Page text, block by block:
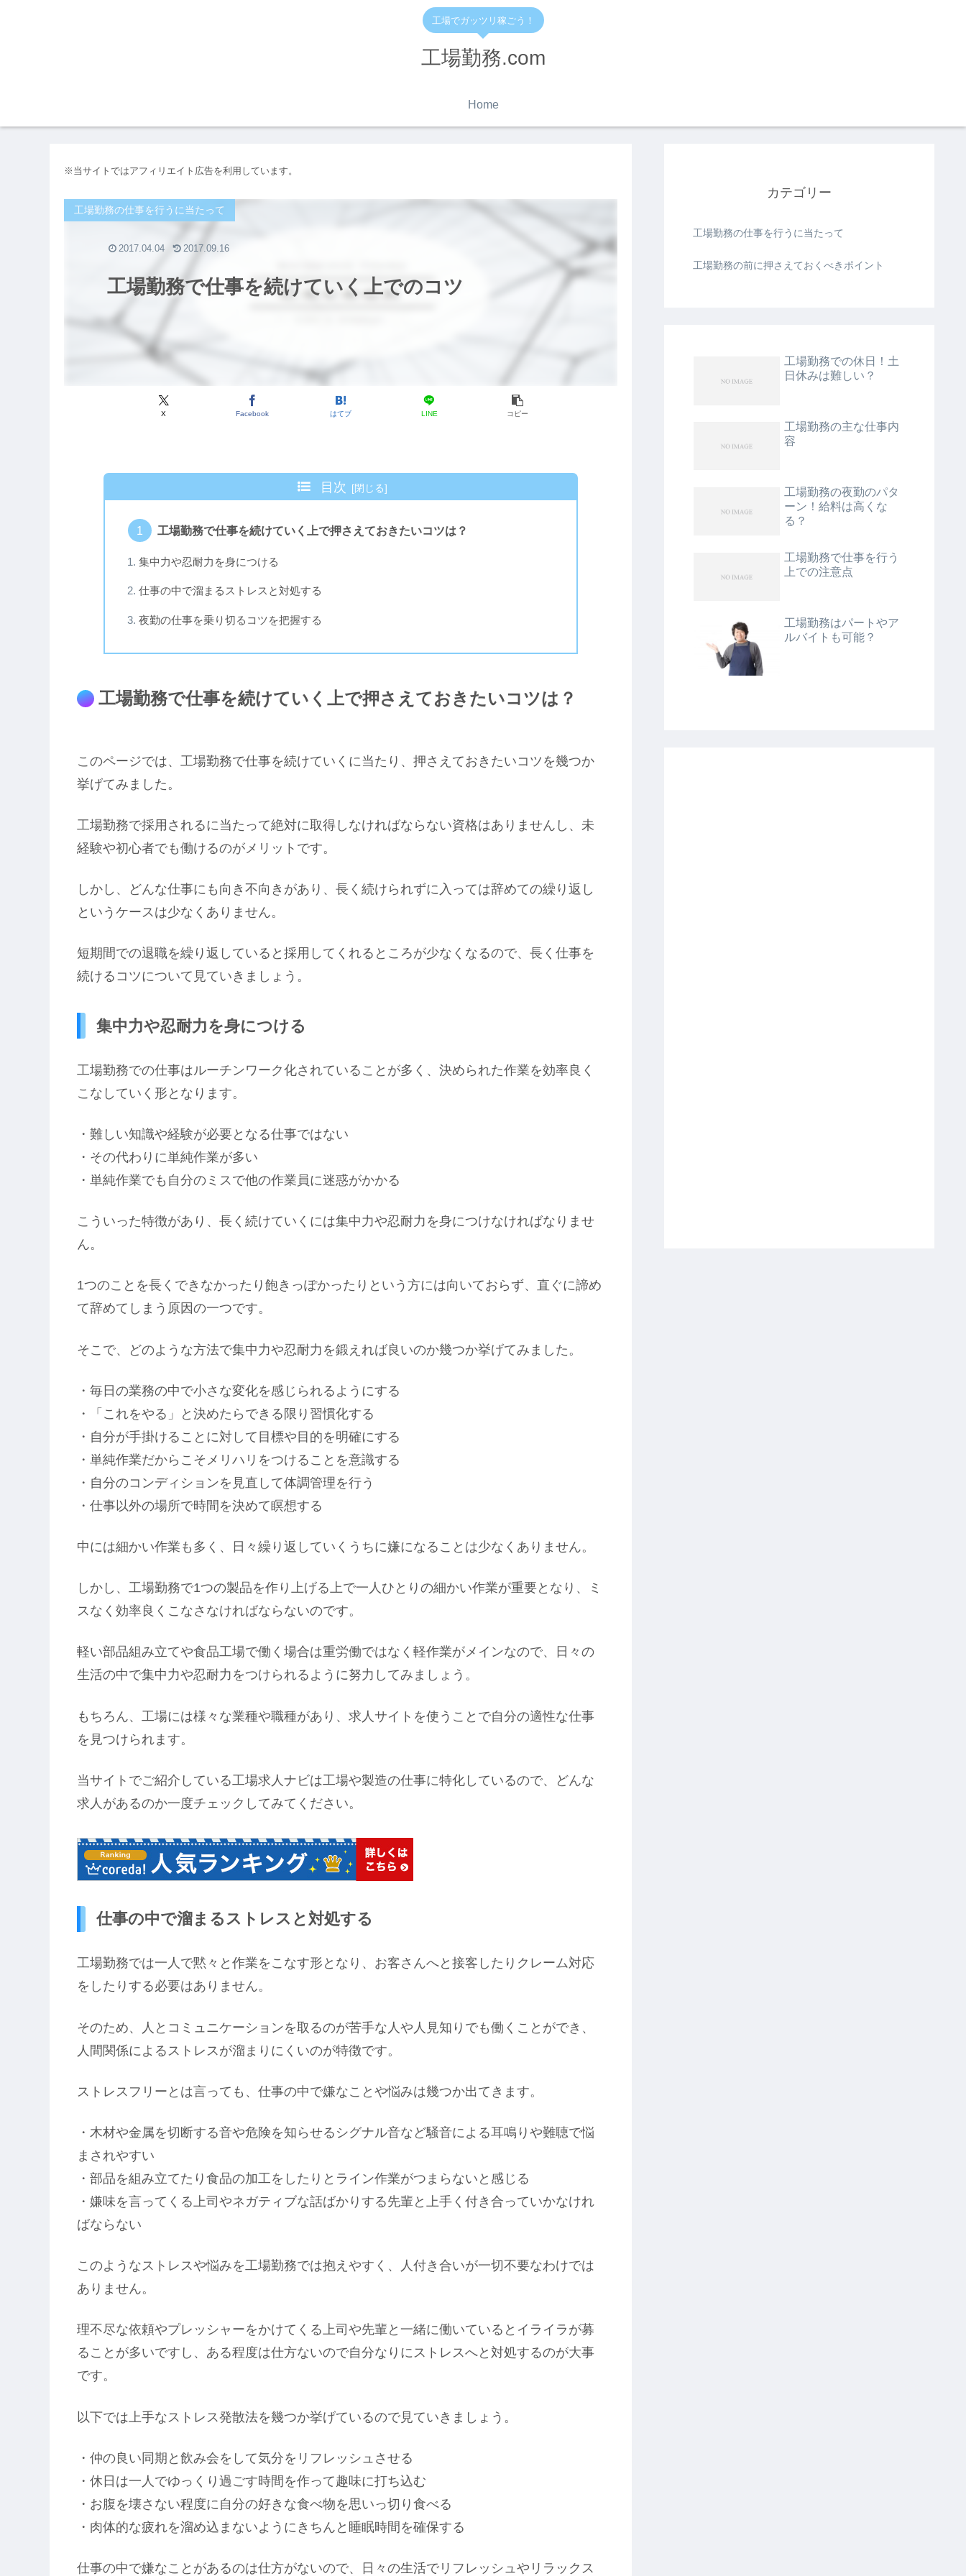
工場でガッツリ稼ごう！
工場勤務.com
Home
※当サイトではアフィリエイト広告を利用しています。
工場勤務で仕事を続けていく上でのコツ
工場勤務の仕事を行うに当たって
X Facebook はてブ LINE コピー
2017.04.04 2017.09.16
目次
工場勤務で仕事を続けていく上で押さえておきたいコツは？
集中力や忍耐力を身につける
仕事の中で溜まるストレスと対処する
夜勤の仕事を乗り切るコツを把握する
工場勤務で仕事を続けていく上で押さえておきたいコツは？
このページでは、工場勤務で仕事を続けていくに当たり、押さえておきたいコツを幾つか
挙げてみました。
工場勤務で採用されるに当たって絶対に取得しなければならない資格はありませんし、未
経験や初心者でも働けるのがメリットです。
しかし、どんな仕事にも向き不向きがあり、長く続けられずに入っては辞めての繰り返し
というケースは少なくありません。
短期間での退職を繰り返していると採用してくれるところが少なくなるので、長く仕事を
続けるコツについて見ていきましょう。
集中力や忍耐力を身につける
工場勤務での仕事はルーチンワーク化されていることが多く、決められた作業を効率良く
こなしていく形となります。
・難しい知識や経験が必要となる仕事ではない
・その代わりに単純作業が多い
・単純作業でも自分のミスで他の作業員に迷惑がかかる
こういった特徴があり、長く続けていくには集中力や忍耐力を身につけなければなりませ
ん。
1つのことを長くできなかったり飽きっぽかったりという方には向いておらず、直ぐに諦め
て辞めてしまう原因の一つです。
そこで、どのような方法で集中力や忍耐力を鍛えれば良いのか幾つか挙げてみました。
・毎日の業務の中で小さな変化を感じられるようにする
・「これをやる」と決めたらできる限り習慣化する
・自分が手掛けることに対して目標や目的を明確にする
・単純作業だからこそメリハリをつけることを意識する
・自分のコンディションを見直して体調管理を行う
・仕事以外の場所で時間を決めて瞑想する
中には細かい作業も多く、日々繰り返していくうちに嫌になることは少なくありません。
しかし、工場勤務で1つの製品を作り上げる上で一人ひとりの細かい作業が重要となり、ミ
スなく効率良くこなさなければならないのです。
軽い部品組み立てや食品工場で働く場合は重労働ではなく軽作業がメインなので、日々の
生活の中で集中力や忍耐力をつけられるように努力してみましょう。
もちろん、工場には様々な業種や職種があり、求人サイトを使うことで自分の適性な仕事
を見つけられます。
当サイトでご紹介している工場求人ナビは工場や製造の仕事に特化しているので、どんな
求人があるのか一度チェックしてみてください。
仕事の中で溜まるストレスと対処する
工場勤務では一人で黙々と作業をこなす形となり、お客さんへと接客したりクレーム対応
をしたりする必要はありません。
そのため、人とコミュニケーションを取るのが苦手な人や人見知りでも働くことができ、
人間関係によるストレスが溜まりにくいのが特徴です。
ストレスフリーとは言っても、仕事の中で嫌なことや悩みは幾つか出てきます。
・木材や金属を切断する音や危険を知らせるシグナル音など騒音による耳鳴りや難聴で悩
まされやすい
・部品を組み立てたり食品の加工をしたりとライン作業がつまらないと感じる
・嫌味を言ってくる上司やネガティブな話ばかりする先輩と上手く付き合っていかなけれ
ばならない
このようなストレスや悩みを工場勤務では抱えやすく、人付き合いが一切不要なわけでは
ありません。
理不尽な依頼やプレッシャーをかけてくる上司や先輩と一緒に働いているとイライラが募
ることが多いですし、ある程度は仕方ないので自分なりにストレスへと対処するのが大事
です。
以下では上手なストレス発散法を幾つか挙げているので見ていきましょう。
・仲の良い同期と飲み会をして気分をリフレッシュさせる
・休日は一人でゆっくり過ごす時間を作って趣味に打ち込む
・お腹を壊さない程度に自分の好きな食べ物を思いっ切り食べる
・肉体的な疲れを溜め込まないようにきちんと睡眠時間を確保する
仕事の中で嫌なことがあるのは仕方がないので、日々の生活でリフレッシュやリラックス
カテゴリー
工場勤務の仕事を行うに当たって
工場勤務の前に押さえておくべきポイント
工場勤務での休日！土
日休みは難しい？
工場勤務の主な仕事内
容
工場勤務の夜勤のパタ
ーン！給料は高くな
る？
工場勤務で仕事を行う
上での注意点
工場勤務はパートやア
ルバイトも可能？